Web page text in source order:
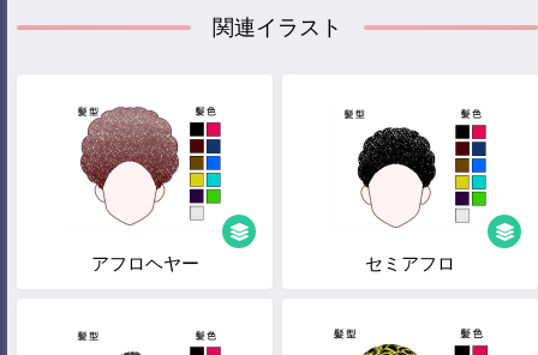
関連イラスト
アフロヘヤー セミアフロ